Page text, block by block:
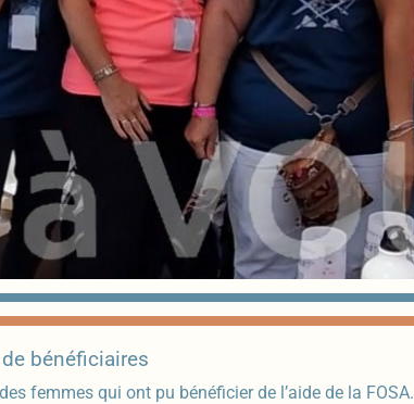
bénéficiaires
femmes qui ont pu bénéficier de l’aide de la FOSA.